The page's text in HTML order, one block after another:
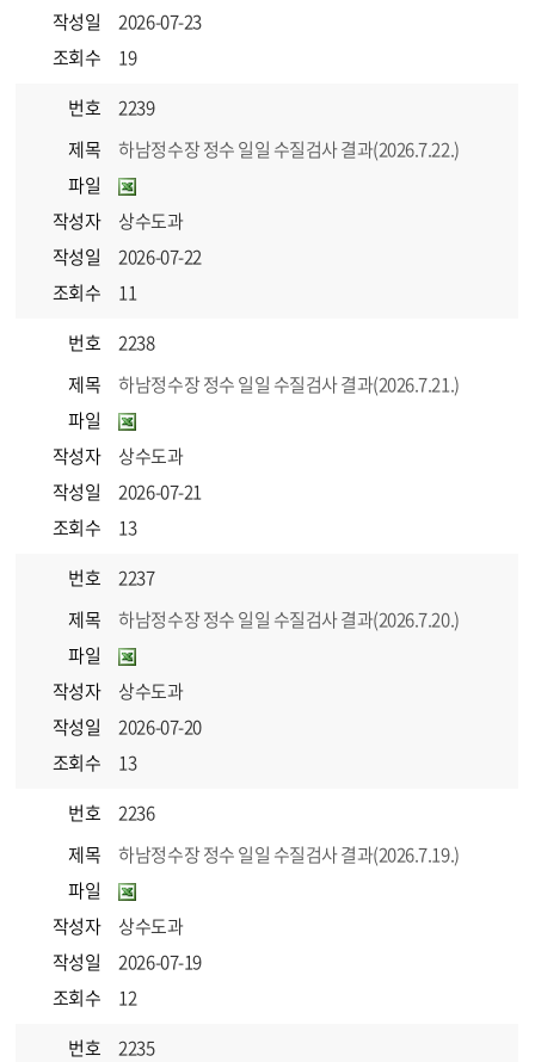
작성일
2026-07-23
조회수
19
번호
2239
제목
하남정수장 정수 일일 수질검사 결과(2026.7.22.)
파일
작성자
상수도과
작성일
2026-07-22
조회수
11
번호
2238
제목
하남정수장 정수 일일 수질검사 결과(2026.7.21.)
파일
작성자
상수도과
작성일
2026-07-21
조회수
13
번호
2237
제목
하남정수장 정수 일일 수질검사 결과(2026.7.20.)
파일
작성자
상수도과
작성일
2026-07-20
조회수
13
번호
2236
제목
하남정수장 정수 일일 수질검사 결과(2026.7.19.)
파일
작성자
상수도과
작성일
2026-07-19
조회수
12
번호
2235